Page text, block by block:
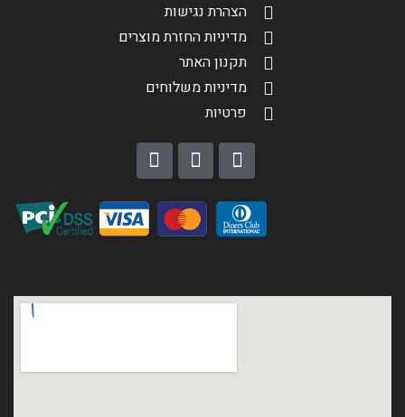
הצהרת נגישות
מדיניות החזרת מוצרים
תקנון האתר
מדיניות משלוחים
פרטיות